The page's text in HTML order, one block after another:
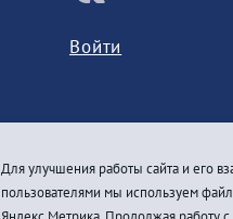
Войти
Для улучшения работы сайта и его
пользователями мы используем